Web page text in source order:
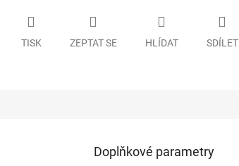
TISK ZEPTAT SE HLÍDAT SDÍLET
Doplňkové parametry